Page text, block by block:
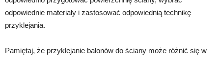
odpowiednie materiały i zastosować odpowiednią technikę
przyklejania.
Pamiętaj, że przyklejanie balonów do ściany może różnić się w